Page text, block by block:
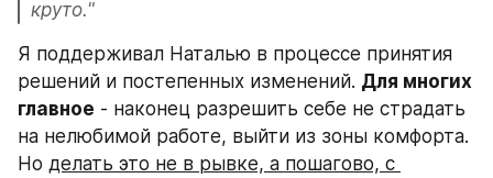
круто."
Я поддерживал Наталью в процессе принятия
решений и постепенных изменений. Для многих
главное - наконец разрешить себе не страдать
на нелюбимой работе, выйти из зоны комфорта.
Но делать это не в рывке, а пошагово, с